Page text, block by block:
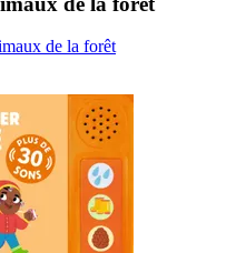
de la forêt